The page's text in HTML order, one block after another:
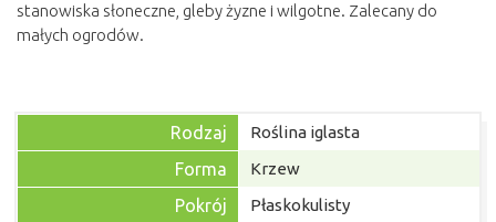
stanowiska słoneczne, gleby żyzne i wilgotne. Zalecany do
małych ogrodów.
Rodzaj Roślina iglasta
Forma Krzew
Pokrój Płaskokulisty